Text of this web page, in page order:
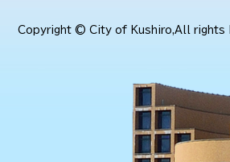
Copyright © City of Kushiro,All rights